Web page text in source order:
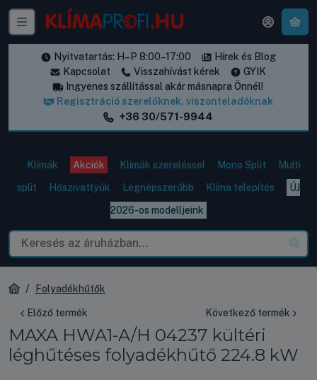
Nyitvatartás: H–P 8:00–17:00
Hírek és Blog
Kapcsolat
Visszahívást kérek
GYIK
Ingyenes szállítással akár másnapra Önnél!
Regisztráció szerelőknek, viszonteladóknak
+36 30/571-9944
Klímák Akciók Klímák szereléssel Mono Split
Multi
split
Hőszivattyúk Legnépszerűbb Klíma telepítés
ÚJ
2026-os modelljeink
Folyadékhűtők
Előző termék Következő termék
MAXA HWA1-A/H 04237 kültéri
léghűtéses folyadékhűtő 224.8 kW